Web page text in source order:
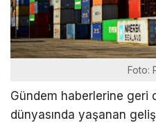
Foto:
Gündem haberlerine geri
dünyasında yaşanan